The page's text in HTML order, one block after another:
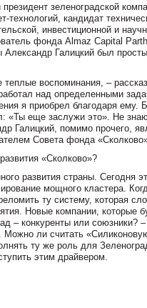
зеленоградской
технологий, кандидат
инвестиционной и
фонда Almaz Capital
Александр Галицкий был
воспоминания, –
над определенными
я приобрел благодаря ему.
«Ты еще заслужи это». Не
Галицкий, помимо прочего,
Совета фонда
«Сколково»?
развития страны. Сегодня
мощного кластера.
ту систему, которая
Новые компании, которые
– конкуренты или союзники?
ли считать
ту же роль для
этим драйвером.